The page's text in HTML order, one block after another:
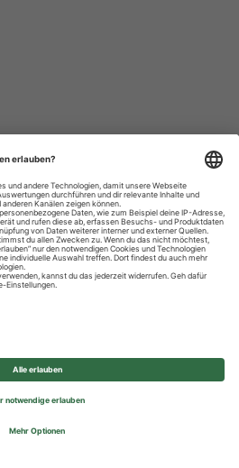
Impressum
Einstellungen
- All rights reserved